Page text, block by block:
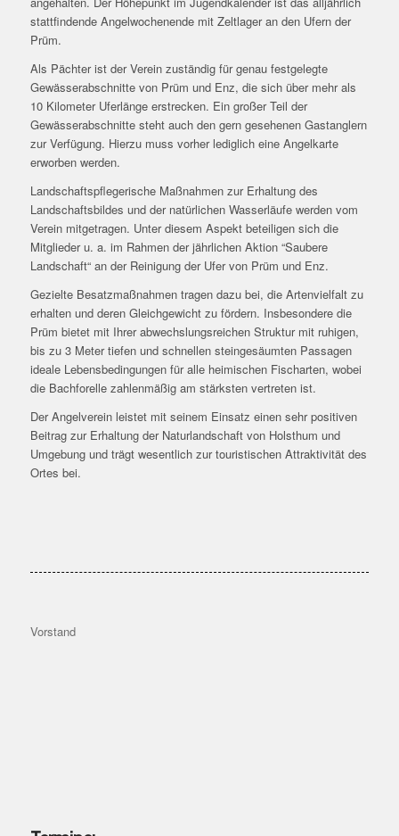
stattfindende Angelwochenende mit Zeltlager an den Ufern der
Prüm.
Als Pächter ist der Verein zuständig für genau festgelegte
Gewässerabschnitte von Prüm und Enz, die sich über mehr als
10 Kilometer Uferlänge erstrecken. Ein großer Teil der
Gewässerabschnitte steht auch den gern gesehenen Gastanglern
zur Verfügung. Hierzu muss vorher lediglich eine Angelkarte
erworben werden.
Landschaftspflegerische Maßnahmen zur Erhaltung des
Landschaftsbildes und der natürlichen Wasserläufe werden vom
Verein mitgetragen. Unter diesem Aspekt beteiligen sich die
Mitglieder u. a. im Rahmen der jährlichen Aktion “Saubere
Landschaft“ an der Reinigung der Ufer von Prüm und Enz.
Gezielte Besatzmaßnahmen tragen dazu bei, die Artenvielfalt zu
erhalten und deren Gleichgewicht zu fördern. Insbesondere die
Prüm bietet mit Ihrer abwechslungsreichen Struktur mit ruhigen,
bis zu 3 Meter tiefen und schnellen steingesäumten Passagen
ideale Lebensbedingungen für alle heimischen Fischarten, wobei
die Bachforelle zahlenmäßig am stärksten vertreten ist.
Der Angelverein leistet mit seinem Einsatz einen sehr positiven
Beitrag zur Erhaltung der Naturlandschaft von Holsthum und
Umgebung und trägt wesentlich zur touristischen Attraktivität des
Ortes bei.
Vorstand